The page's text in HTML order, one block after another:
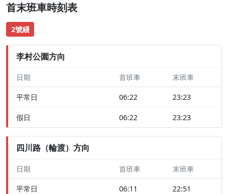
首末班車時刻表
2號綫
李村公園方向
日期 首班車 末班車
平常日 06:22 23:23
假日 06:22 23:23
四川路（輪渡）方向
日期 首班車 末班車
平常日 06:11 22:51